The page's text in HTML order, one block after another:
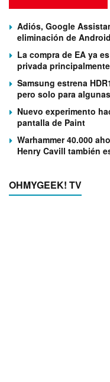
Adiós, Google
eliminación de
La compra de EA ya
privada
Samsung estrena
pero solo para
Nuevo experimento
pantalla de Paint
Warhammer 40.000
Henry Cavill también
OHMYGEEK! TV